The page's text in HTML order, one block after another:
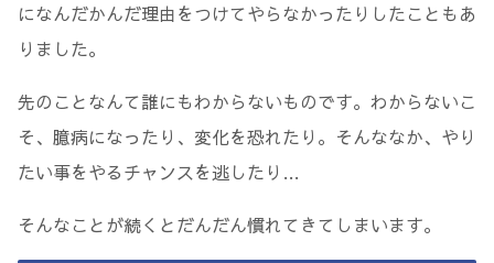
になんだかんだ理由をつけてやらなかったりしたこともあ
りました。
先のことなんて誰にもわからないものです。わからないこ
そ、臆病になったり、変化を恐れたり。そんななか、やり
たい事をやるチャンスを逃したり…
そんなことが続くとだんだん慣れてきてしまいます。